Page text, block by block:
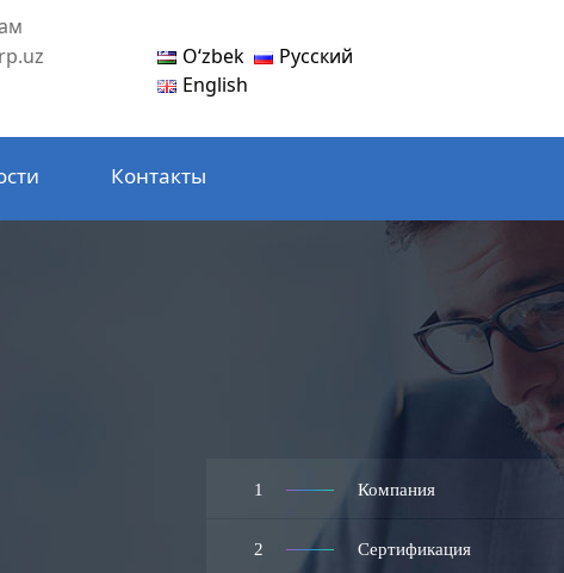
Oʻzbek
Русский
English
Контакты
1 Компания
2 Сертификация